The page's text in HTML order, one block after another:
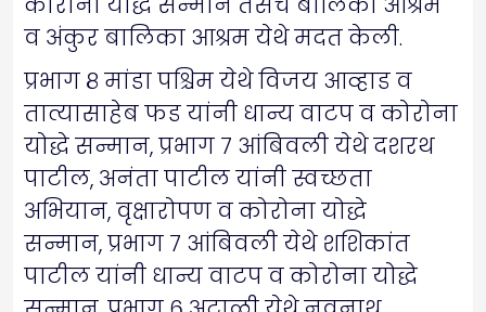
व अंकुर बालिका आश्रम येथे मदत केली.
प्रभाग ८ मांडा पश्चिम येथे विजय आव्हाड व
तात्यासाहेब फड यांनी धान्य वाटप व कोरोना
योद्धे सन्मान, प्रभाग ७ आंबिवली येथे दशरथ
पाटील, अनंता पाटील यांनी स्वच्छता
अभियान, वृक्षारोपण व कोरोना योद्धे
सन्मान, प्रभाग ७ आंबिवली येथे शशिकांत
पाटील यांनी धान्य वाटप व कोरोना योद्धे